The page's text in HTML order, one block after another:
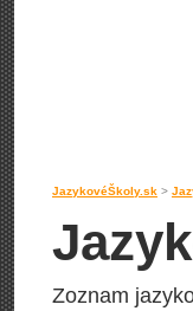
JazykovéŠkoly.sk >
Zoznam